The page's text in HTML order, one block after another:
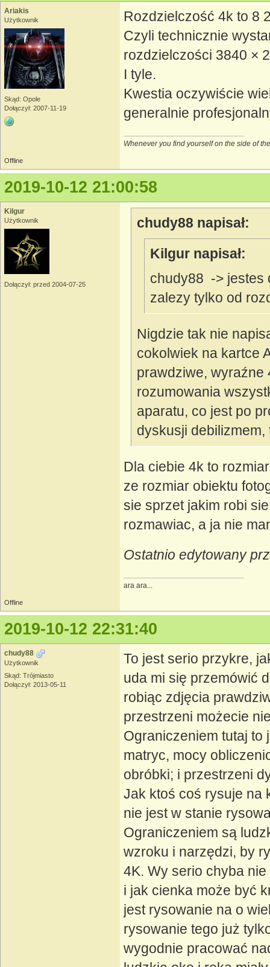
Ariakis
Użytkownik
Skąd: Opole
Dołączył: 2007-11-19
Rozdzielczość 4k to 8
Czyli technicznie
rozdzielczości 3840 ×
I tyle.
Kwestia oczywiście
generalnie
Whenever you find yourself on the side of
Offline
2019-10-12 21:00:58
Kilgur
Użytkownik
Dołączył: przed 2004-07-25
chudy88 napisał:
Kilgur napisał:
chudy88 -> jestes
zalezy tylko od
Nigdzie tak nie
cokolwiek na kartce
prawdziwe, wyraźne
rozumowania
aparatu, co jest po
dyskusji debilizmem,
Dla ciebie 4k to
ze rozmiar obiektu
sie sprzet jakim robi
rozmawiac, a ja nie
Ostatnio edytowany
ara ara...
Offline
2019-10-12 22:31:40
chudy88
Użytkownik
Skąd: Trójmiasto
Dołączył: 2013-05-11
To jest serio przykre,
uda mi się przemówić
robiąc zdjęcia
przestrzeni możecie
Ograniczeniem tutaj to
matryc, mocy
obróbki; i przestrzeni
Jak ktoś coś rysuje na
nie jest w stanie
Ograniczeniem są
wzroku i narzędzi, by
4K. Wy serio chyba
i jak cienka może być
jest rysowanie na o
rysowanie tego już
wygodnie pracować